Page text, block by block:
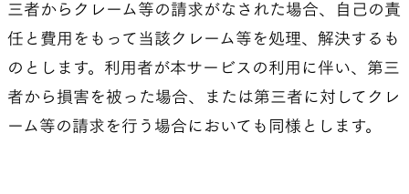
三者からクレーム等の請求がなされた場合、自己の責
任と費用をもって当該クレーム等を処理、解決するも
のとします。利用者が本サービスの利用に伴い、第三
者から損害を被った場合、または第三者に対してクレ
ーム等の請求を行う場合においても同様とします。